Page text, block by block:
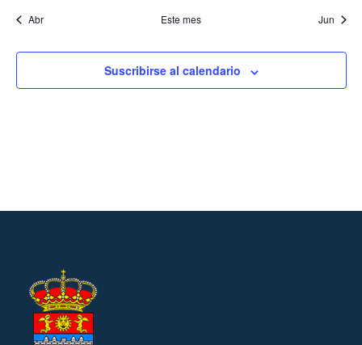
Abr Este mes Jun
Suscribirse al calendario